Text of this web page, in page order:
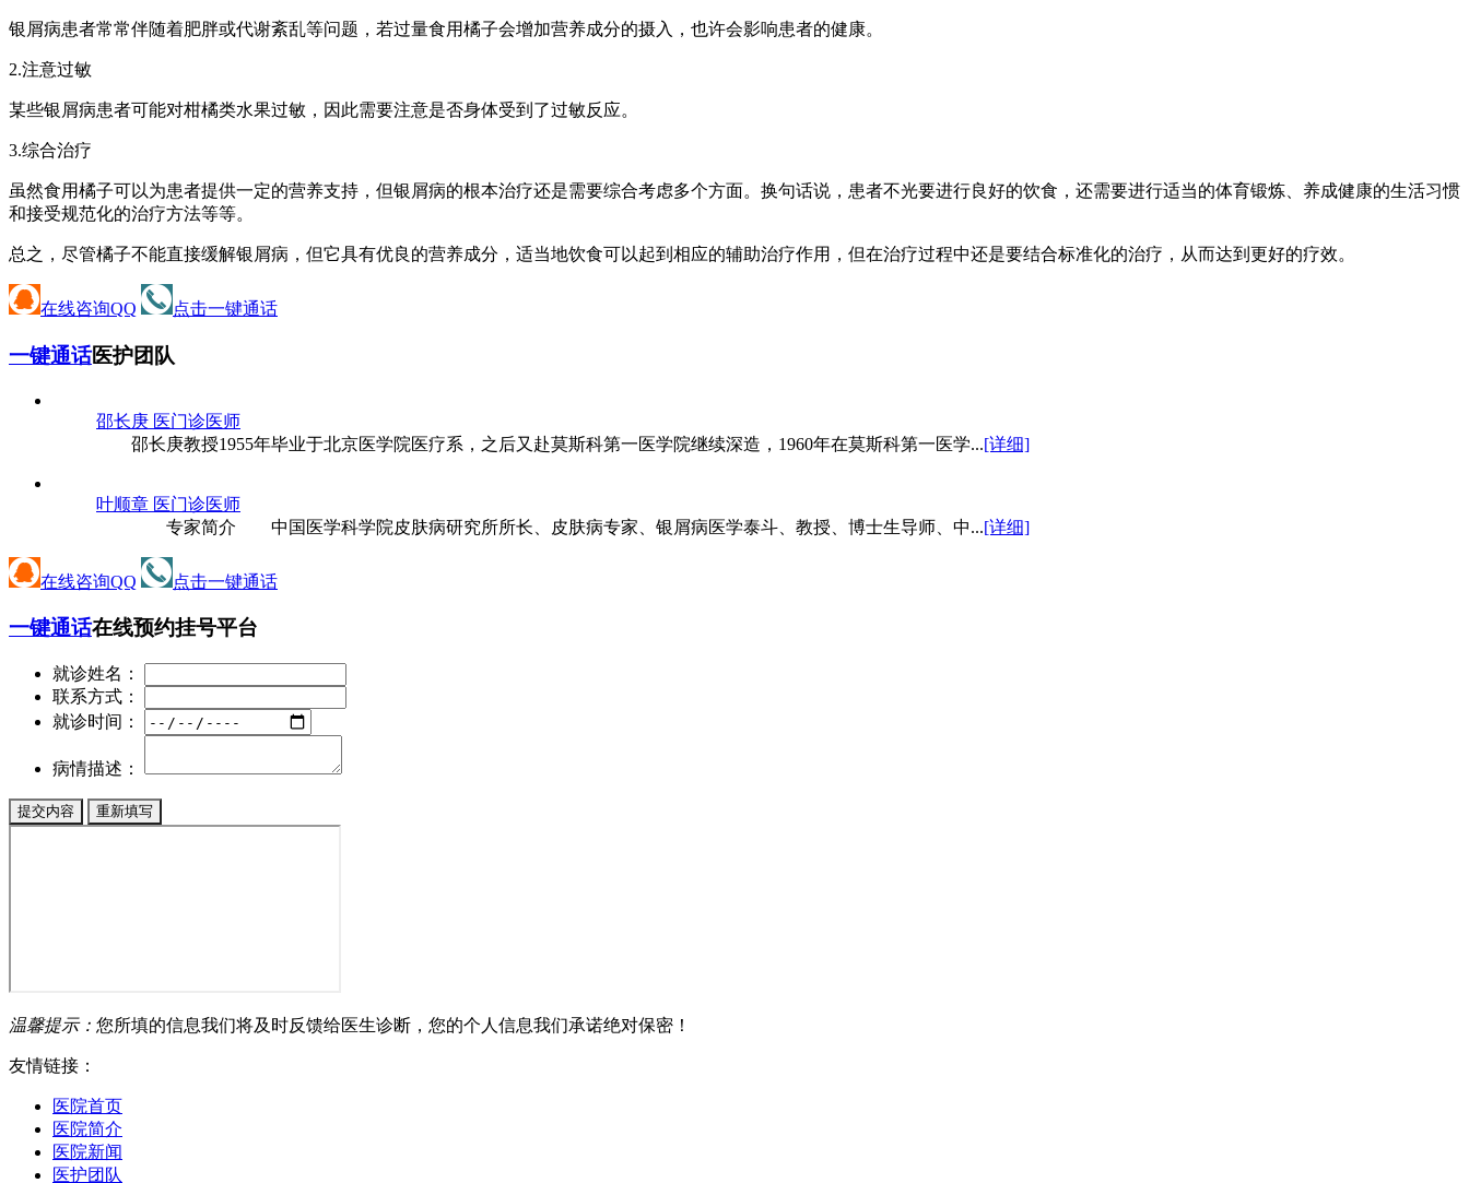
银屑病患者常常伴随着肥胖或代谢紊乱等问题，若过量食用橘子会增加营养成分的摄入，也许会影响患者的健康。
2.注意过敏
某些银屑病患者可能对柑橘类水果过敏，因此需要注意是否身体受到了过敏反应。
3.综合治疗
虽然食用橘子可以为患者提供一定的营养支持，但银屑病的根本治疗还是需要综合考虑多个方面。换句话说，患者不光要进行良好的饮食，还需要进行适当的体育锻炼、养成健康的生活习惯
和接受规范化的治疗方法等等。
总之，尽管橘子不能直接缓解银屑病，但它具有优良的营养成分，适当地饮食可以起到相应的辅助治疗作用，但在治疗过程中还是要结合标准化的治疗，从而达到更好的疗效。
在线咨询QQ 点击一键通话
一键通话医护团队
邵长庚 医门诊医师
邵长庚教授1955年毕业于北京医学院医疗系，之后又赴莫斯科第一医学院继续深造，1960年在莫斯科第一医学...[详细]
叶顺章 医门诊医师
专家简介 中国医学科学院皮肤病研究所所长、皮肤病专家、银屑病医学泰斗、教授、博士生导师、中...[详细]
在线咨询QQ 点击一键通话
一键通话在线预约挂号平台
就诊姓名：
联系方式：
就诊时间：
病情描述：
温馨提示： 您所填的信息我们将及时反馈给医生诊断，您的个人信息我们承诺绝对保密！
友情链接：
医院首页
医院简介
医院新闻
医护团队